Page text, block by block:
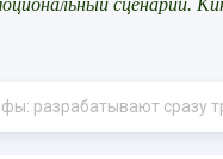
сценарий.
разрабатывают сразу